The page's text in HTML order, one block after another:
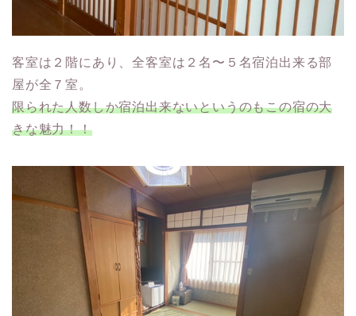
客室は２階にあり、全客室は２名〜５名宿泊出来る部
屋が全７室。
限られた人数しか宿泊出来ないというのもこの宿の大
きな魅力！！